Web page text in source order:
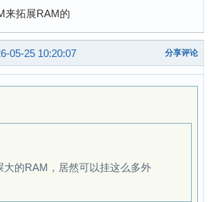
来拓展RAM的
05-25 10:20:07 分享评论
大的RAM，居然可以挂这么多外